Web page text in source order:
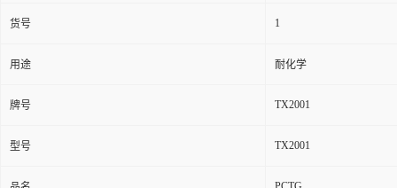
货号 1
用途 耐化学
牌号 TX2001
型号 TX2001